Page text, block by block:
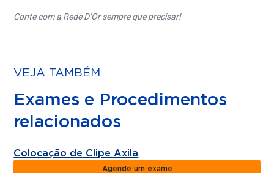
Conte com a Rede D’Or sempre que precisar!
VEJA TAMBÉM
Exames e Procedimentos
relacionados
Colocação de Clipe Axila
Agende um exame